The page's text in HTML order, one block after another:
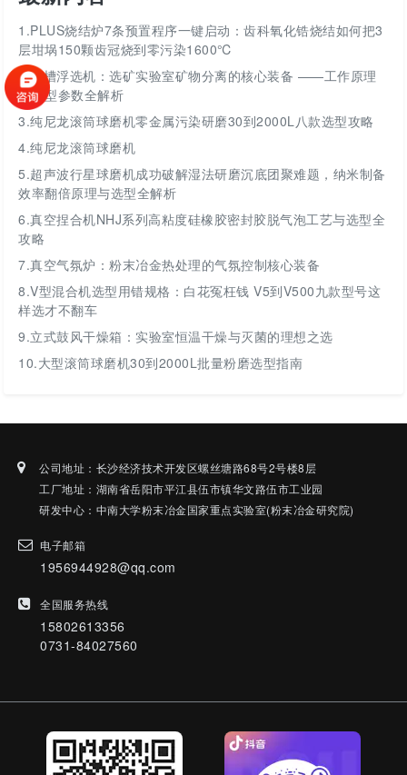
1.PLUS烧结炉7条预置程序一键启动：齿科氧化锆烧结如何把3
层坩埚150颗齿冠烧到零污染1600℃
2.挂槽浮选机：选矿实验室矿物分离的核心装备 ——工作原理
与选型参数全解析
3.纯尼龙滚筒球磨机零金属污染研磨30到2000L八款选型攻略
4.纯尼龙滚筒球磨机
5.超声波行星球磨机成功破解湿法研磨沉底团聚难题，纳米制备
效率翻倍原理与选型全解析
6.真空捏合机NHJ系列高粘度硅橡胶密封胶脱气泡工艺与选型全
攻略
7.真空气氛炉：粉末冶金热处理的气氛控制核心装备
8.V型混合机选型用错规格：白花冤枉钱 V5到V500九款型号这
样选才不翻车
9.立式鼓风干燥箱：实验室恒温干燥与灭菌的理想之选
10.大型滚筒球磨机30到2000L批量粉磨选型指南
公司地址：长沙经济技术开发区螺丝塘路68号2号楼8层
工厂地址：湖南省岳阳市平江县伍市镇华文路伍市工业园
研发中心：中南大学粉末冶金国家重点实验室(粉末冶金研究院)
电子邮箱
1956944928@qq.com
全国服务热线
15802613356
0731-84027560